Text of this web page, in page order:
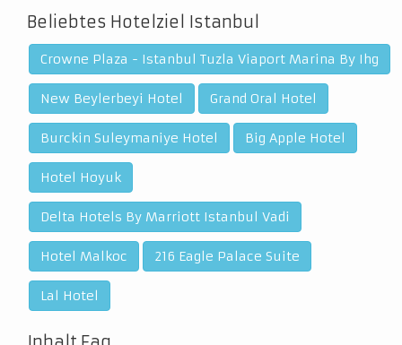
Beliebtes Hotelziel Istanbul
Crowne Plaza - Istanbul Tuzla Viaport Marina By Ihg
New Beylerbeyi Hotel Grand Oral Hotel
Burckin Suleymaniye Hotel Big Apple Hotel
Hotel Hoyuk
Delta Hotels By Marriott Istanbul Vadi
Hotel Malkoc 216 Eagle Palace Suite
Lal Hotel